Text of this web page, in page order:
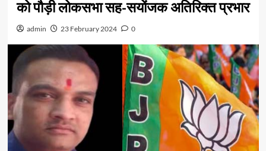
को पौड़ी लोकसभा सह-सयोंजक अतिरिक्त प्रभार
admin 23 February 2024 0